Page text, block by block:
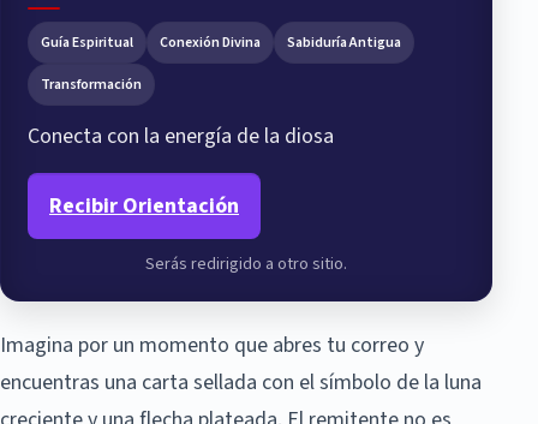
Guía Espiritual Conexión Divina Sabiduría Antigua
Transformación
Conecta con la energía de la diosa
Recibir Orientación
Serás redirigido a otro sitio.
Imagina por un momento que abres tu correo y
encuentras una carta sellada con el símbolo de la luna